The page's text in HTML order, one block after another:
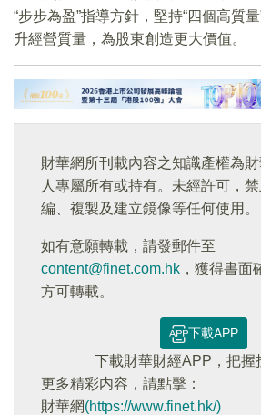
“步步為盈”指導方針，堅持“四個高質
升經營質量，為股東創造更大價值。
財華網所刊載內容之知識產權為
人專屬所有或持有。未經許可，
編、複製及建立鏡像等任何使用。
如有意願轉載，請發郵件至
content@finet.com.hk ，獲得書面
方可轉載。
下載APP
下載財華財經APP，把握
更多精彩内容，請點擊：
財華網(https://www.finet.hk/)